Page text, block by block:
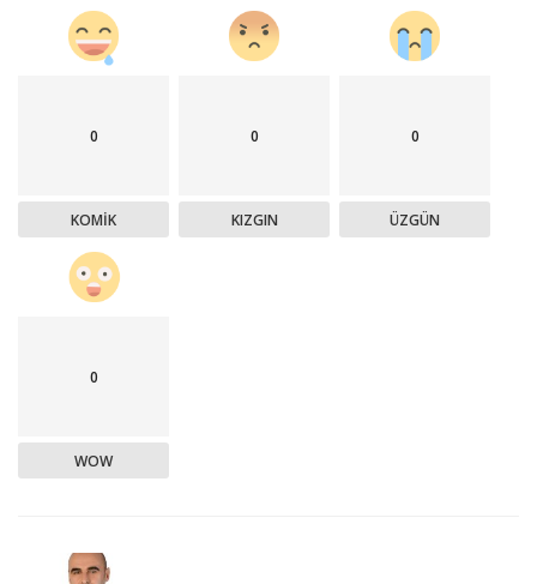
0
KOMIK
0
KIZGIN
0
ÜZGÜN
0
WOW